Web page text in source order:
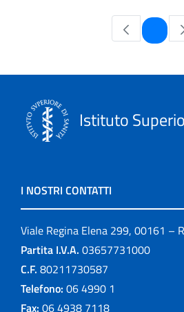
Istituto
I NOSTRI CONTATTI
Viale Regina Elena 299, 00161 –
Partita I.V.A. 03657731000
C.F. 80211730587
Telefono: 06 4990 1
Fax: 06 4938 7118